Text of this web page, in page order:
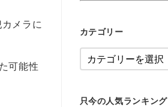
メラに
可能性
カテゴリー
只今の人気ランキング